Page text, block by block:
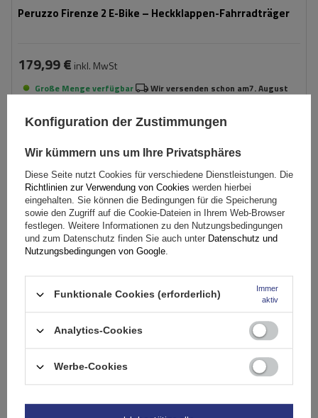
Peruzzo Firenze 2 E-Bike – Heckklappen-Fahrradträger
179,99 € inkl. MwSt
Große Menge verfügbar Wir versenden schon am7. August
In den
Warenkorb
Konfiguration der Zustimmungen
Wir kümmern uns um Ihre Privatsphäres
Diese Seite nutzt Cookies für verschiedene Dienstleistungen. Die
Richtlinien zur Verwendung von Cookies werden hierbei
eingehalten. Sie können die Bedingungen für die Speicherung
sowie den Zugriff auf die Cookie-Dateien in Ihrem Web-Browser
festlegen. Weitere Informationen zu den Nutzungsbedingungen
und zum Datenschutz finden Sie auch unter Datenschutz und
Nutzungsbedingungen von Google.
Funktionale Cookies (erforderlich)
Immer
aktiv
Analytics-Cookies
Werbe-Cookies